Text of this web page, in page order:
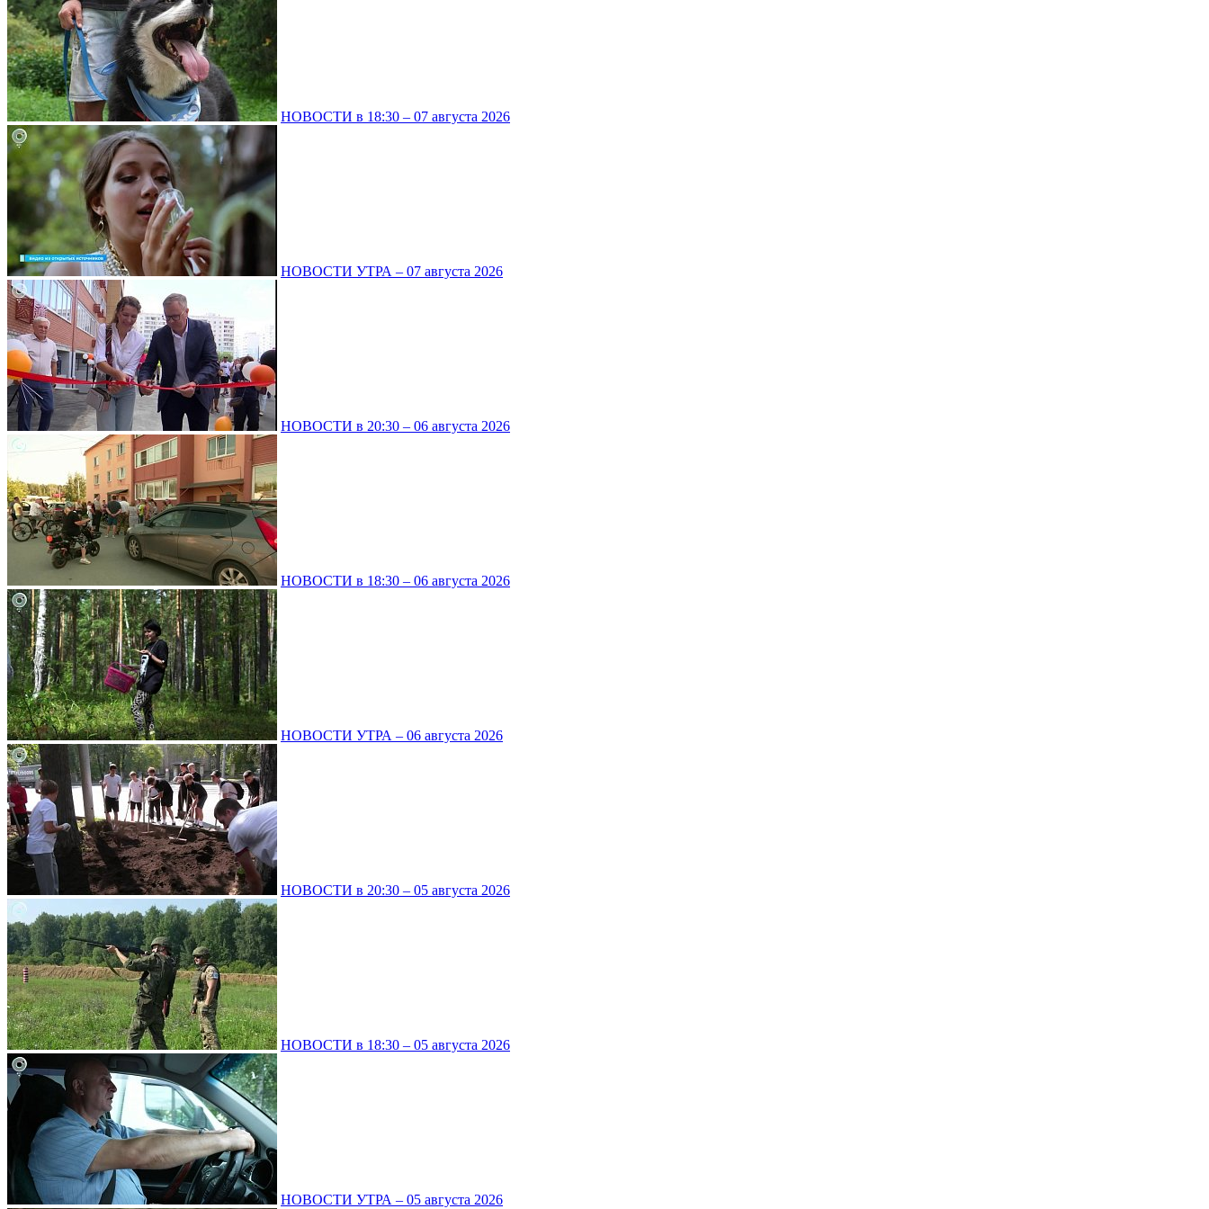
НОВОСТИ в 18:30 – 07 августа 2026
НОВОСТИ УТРА – 07 августа 2026
НОВОСТИ в 20:30 – 06 августа 2026
НОВОСТИ в 18:30 – 06 августа 2026
НОВОСТИ УТРА – 06 августа 2026
НОВОСТИ в 20:30 – 05 августа 2026
НОВОСТИ в 18:30 – 05 августа 2026
НОВОСТИ УТРА – 05 августа 2026